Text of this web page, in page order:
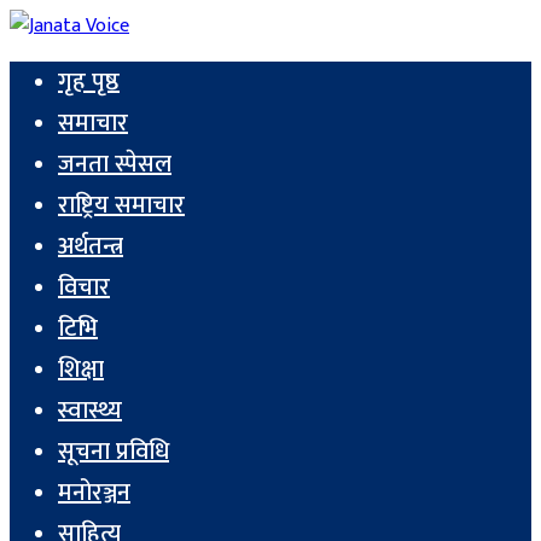
गृह पृष्ठ
समाचार
जनता स्पेसल
राष्ट्रिय समाचार
अर्थतन्त्र
विचार
टिभि
शिक्षा
स्वास्थ्य
सूचना प्रविधि
मनोरञ्जन